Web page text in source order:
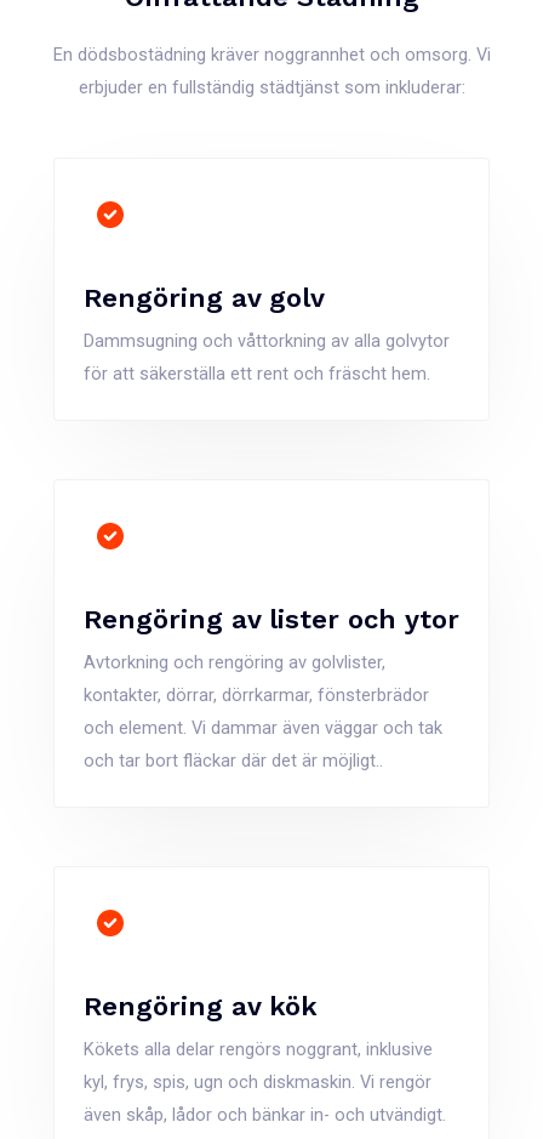
En dödsbostädning kräver noggrannhet och omsorg. Vi
erbjuder en fullständig städtjänst som inkluderar:
Rengöring av golv
Dammsugning och våttorkning av alla golvytor
för att säkerställa ett rent och fräscht hem.
Rengöring av lister och ytor
Avtorkning och rengöring av golvlister,
kontakter, dörrar, dörrkarmar, fönsterbrädor
och element. Vi dammar även väggar och tak
och tar bort fläckar där det är möjligt..
Rengöring av kök
Kökets alla delar rengörs noggrant, inklusive
kyl, frys, spis, ugn och diskmaskin. Vi rengör
även skåp, lådor och bänkar in- och utvändigt​.